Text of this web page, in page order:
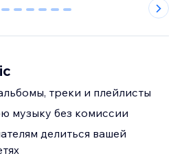
1 2 3 4 5 6
треки и плейлисты
музыку без комиссии
делиться вашей